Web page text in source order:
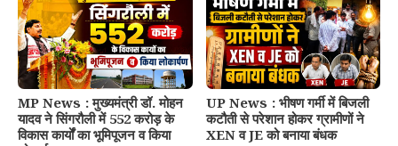
MP News : मुख्यमंत्री डॉ. मोहन
यादव ने सिंगरौली में 552 करोड़ के
विकास कार्यों का भूमिपूजन व किया
UP News : भीषण गर्मी में बिजली
कटौती से परेशान होकर ग्रामीणों ने
XEN व JE को बनाया बंधक